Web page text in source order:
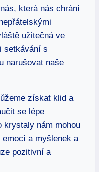
která nás chrání
užitečná ve
setkávání s
narušovat naše
získat klid a
se lépe
krystaly nám mohou
a myšlenek a
pozitivní a